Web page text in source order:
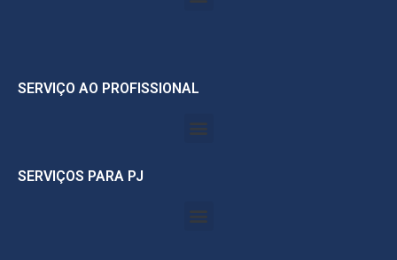
SERVIÇO AO PROFISSIONAL
SERVIÇOS PARA PJ